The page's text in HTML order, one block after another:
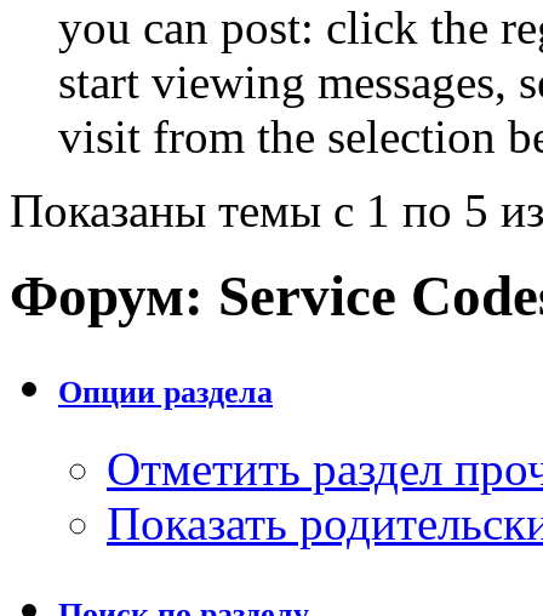
you can post: click the
start viewing messages,
visit from the selection
Показаны темы с 1 по 5
Форум: Service
Опции раздела
Отметить раздел
Показать